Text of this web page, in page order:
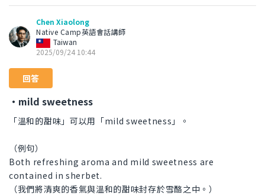
Chen Xiaolong
Native Camp英語會話講師
Taiwan
2025/09/24 10:44
回答
・mild sweetness
「溫和的甜味」可以用「mild sweetness」。
（例句）
Both refreshing aroma and mild sweetness are
contained in sherbet.
（我們將清爽的香氣與溫和的甜味封存於雪酪之中。）